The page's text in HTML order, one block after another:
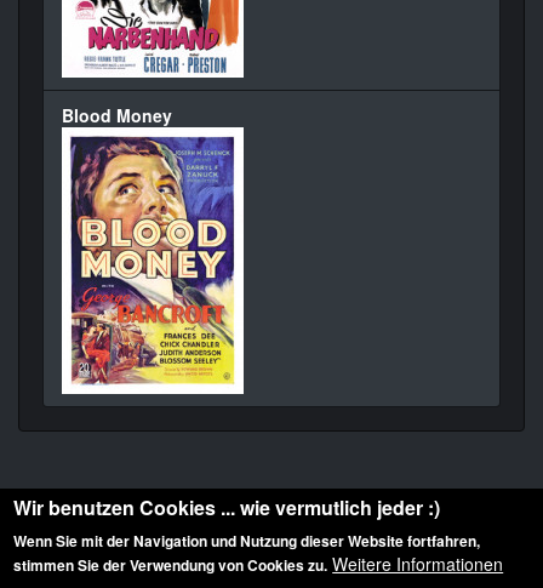
Blood Money
Diese Website ist urheberrechtlich geschützt: © 2010-2026 der Film Noir de. Alle
Wir benutzen Cookies ... wie vermutlich jeder :)
Wenn Sie mit der Navigation und Nutzung dieser Website fortfahren,
stimmen Sie der Verwendung von Cookies zu. Weitere Informationen